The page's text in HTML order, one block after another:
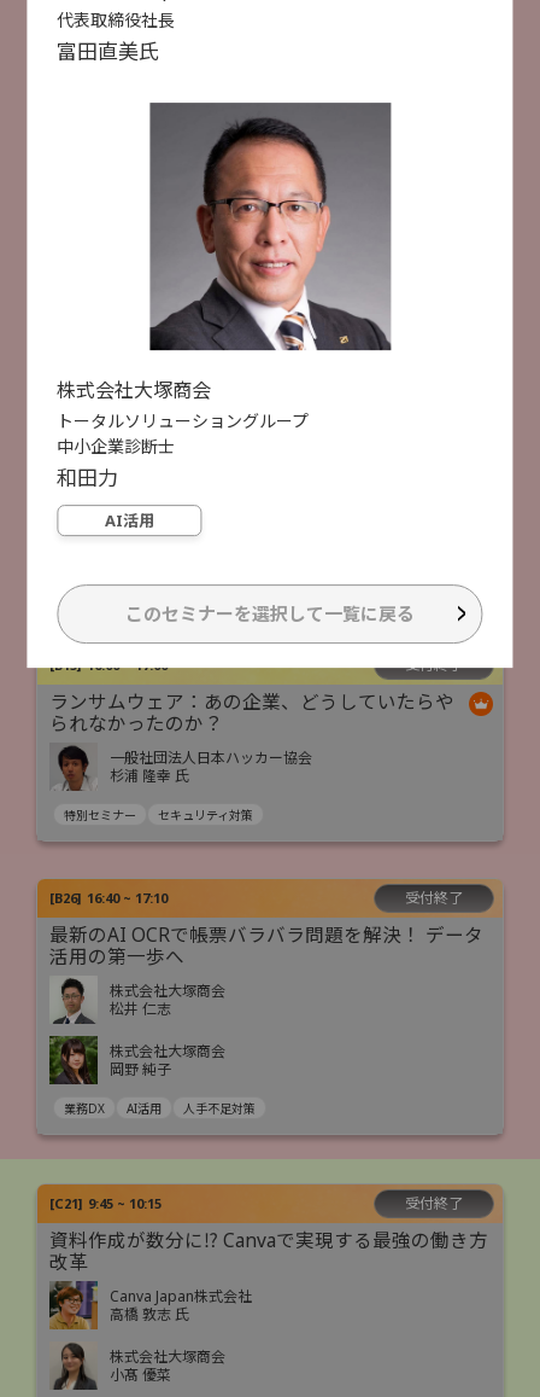
こなすためのCopilot活用術
株式会社大塚商会
経営層必見！ PC入替後のランサム感染リスクと評
価制度につながる簡単防止策！
デジタルアーツ株式会社
田中 里佳 氏
セキュリティ対策 クラウド活用 AI活用
B25 15:30 ~ 16:00
AIで会社は変わるのか？ 基幹システムを基盤とし
たAI活用方法
株式会社大塚商会
石田 真也
AI活用 業務DX データ活用
[B15] 16:00 ~ 17:00 受付終了
ランサムウェア：あの企業、どうしていたらや
られなかったのか？
一般社団法人日本ハッカー協会
杉浦 隆幸 氏
特別セミナー セキュリティ対策
[B26] 16:40 ~ 17:10 受付終了
最新のAI OCRで帳票バラバラ問題を解決！ データ
活用の第一歩へ
株式会社大塚商会
松井 仁志
株式会社大塚商会
岡野 純子
業務DX AI活用 人手不足対策
[C21] 9:45 ~ 10:15 受付終了
資料作成が数分に⁉ Canvaで実現する最強の働き方
改革
Canva Japan株式会社
高橋 敦志 氏
株式会社大塚商会
小髙 優菜
2月4日
選択した項目をリセットする
検索
検索件数52件
代表取締役社長
富田直美氏
株式会社大塚商会
トータルソリューショングループ
中小企業診断士
和田力
AI活用
このセミナーを選択して一覧に戻る